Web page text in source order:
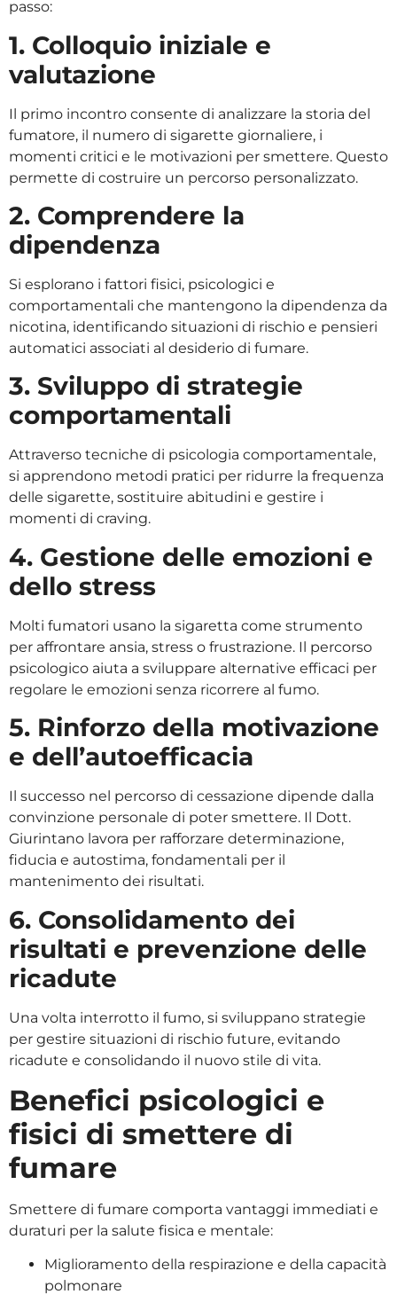
passo:
1. Colloquio iniziale e
valutazione
Il primo incontro consente di analizzare la storia del
fumatore, il numero di sigarette giornaliere, i
momenti critici e le motivazioni per smettere. Questo
permette di costruire un percorso personalizzato.
2. Comprendere la
dipendenza
Si esplorano i fattori fisici, psicologici e
comportamentali che mantengono la dipendenza da
nicotina, identificando situazioni di rischio e pensieri
automatici associati al desiderio di fumare.
3. Sviluppo di strategie
comportamentali
Attraverso tecniche di psicologia comportamentale,
si apprendono metodi pratici per ridurre la frequenza
delle sigarette, sostituire abitudini e gestire i
momenti di craving.
4. Gestione delle emozioni e
dello stress
Molti fumatori usano la sigaretta come strumento
per affrontare ansia, stress o frustrazione. Il percorso
psicologico aiuta a sviluppare alternative efficaci per
regolare le emozioni senza ricorrere al fumo.
5. Rinforzo della motivazione
e dell’autoefficacia
Il successo nel percorso di cessazione dipende dalla
convinzione personale di poter smettere. Il Dott.
Giurintano lavora per rafforzare determinazione,
fiducia e autostima, fondamentali per il
mantenimento dei risultati.
6. Consolidamento dei
risultati e prevenzione delle
ricadute
Una volta interrotto il fumo, si sviluppano strategie
per gestire situazioni di rischio future, evitando
ricadute e consolidando il nuovo stile di vita.
Benefici psicologici e
fisici di smettere di
fumare
Smettere di fumare comporta vantaggi immediati e
duraturi per la salute fisica e mentale:
Miglioramento della respirazione e della capacità
polmonare